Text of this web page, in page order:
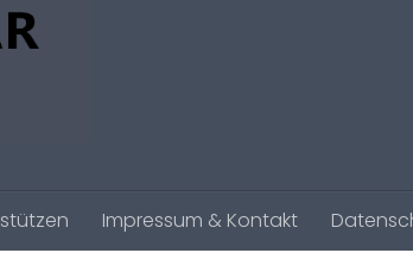
Impressum & Kontakt